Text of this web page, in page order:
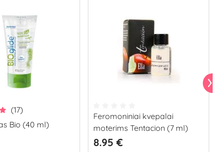
(17)
Bio (40 ml)
Feromoniniai kvepalai
moterims Tentacion (7 ml)
8.95 €